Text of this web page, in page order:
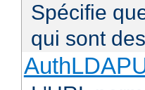
Spécifie
qui sont